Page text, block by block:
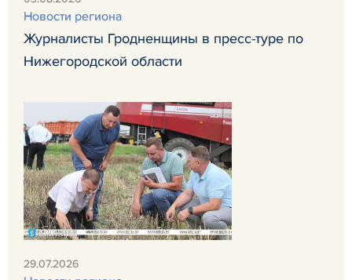
Новости региона
Журналисты Гродненщины в пресс-туре по
Нижегородской области
29.07.2026